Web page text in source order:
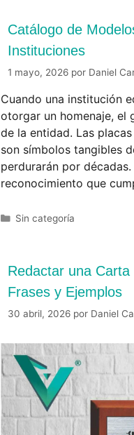
Catálogo de
Instituciones
1 mayo, 2026 por Daniel
Cuando una institución
otorgar un homenaje, el
de la entidad. Las
son símbolos tangibles
perdurarán por
reconocimiento que
Sin categoría
Redactar una
Frases y Ejemplos
30 abril, 2026 por Daniel